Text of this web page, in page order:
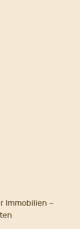
Immobilien –